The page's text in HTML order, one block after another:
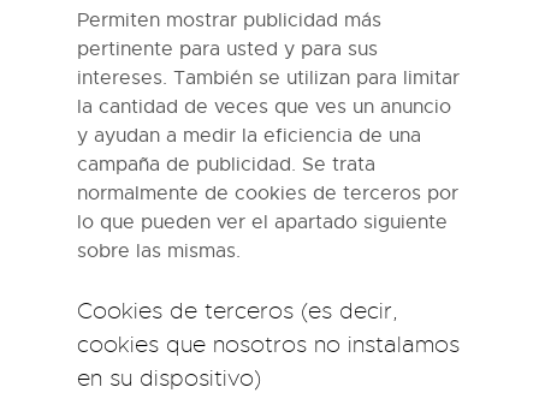
Permiten mostrar publicidad más
pertinente para usted y para sus
intereses. También se utilizan para limitar
la cantidad de veces que ves un anuncio
y ayudan a medir la eficiencia de una
campaña de publicidad. Se trata
normalmente de cookies de terceros por
lo que pueden ver el apartado siguiente
sobre las mismas.
Cookies de terceros (es decir,
cookies que nosotros no instalamos
en su dispositivo)